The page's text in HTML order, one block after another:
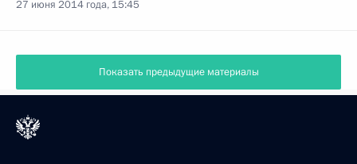
27 июня 2014 года, 15:45
Показать предыдущие материалы